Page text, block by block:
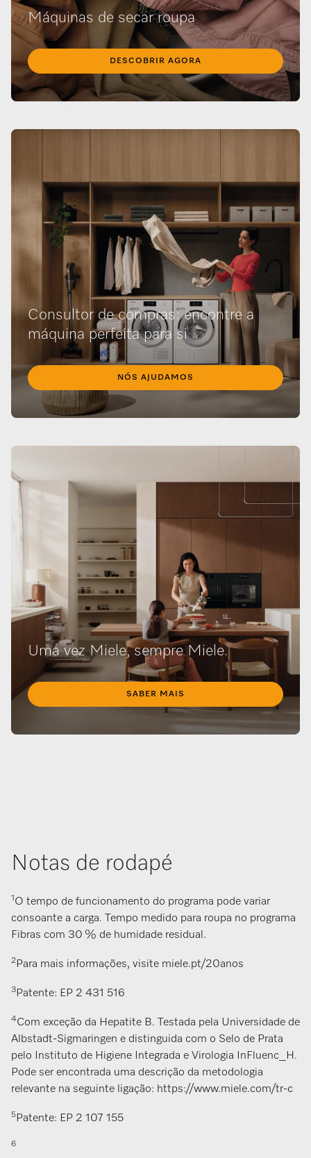
Máquinas de secar roupa
DESCOBRIR AGORA
Consultor de compras: encontre a
máquina perfeita para si
NÓS AJUDAMOS
Uma vez Miele, sempre Miele.
SABER MAIS
Notas de rodapé
1 O tempo de funcionamento do programa pode variar
consoante a carga. Tempo medido para roupa no programa
Fibras com 30 % de humidade residual.
2Para mais informações, visite miele.pt/20anos
3Patente: EP 2 431 516
4Com exceção da Hepatite B. Testada pela Universidade de
Albstadt-Sigmaringen e distinguida com o Selo de Prata
pelo Instituto de Higiene Integrada e Virologia InFluenc_H.
Pode ser encontrada uma descrição da metodologia
relevante na seguinte ligação: https://www.miele.com/tr-c
5Patente: EP 2 107 155
6